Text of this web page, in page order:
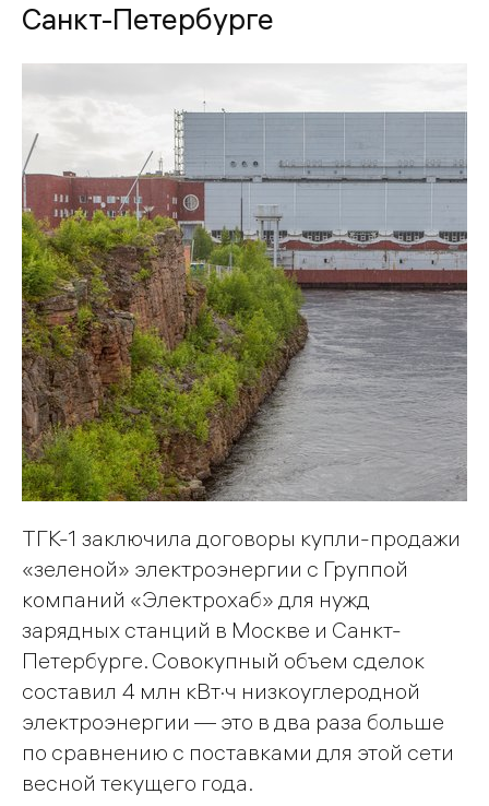
Санкт-Петербурге
ТГК-1 заключила договоры купли-продажи
«зеленой» электроэнергии с Группой
компаний «Электрохаб» для нужд
зарядных станций в Москве и Санкт-
Петербурге. Совокупный объем сделок
составил 4 млн кВт·ч низкоуглеродной
электроэнергии — это в два раза больше
по сравнению с поставками для этой сети
весной текущего года.